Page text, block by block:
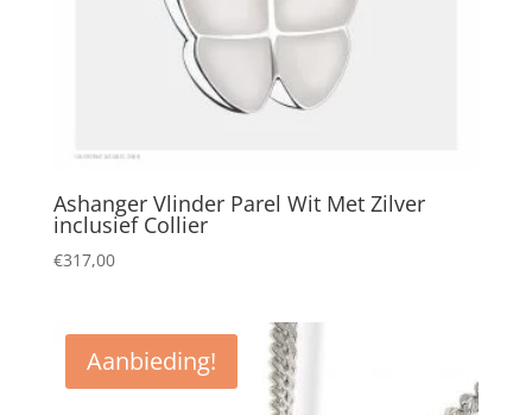
Ashanger Vlinder Parel Wit Met Zilver
inclusief Collier
€317,00
Aanbieding!